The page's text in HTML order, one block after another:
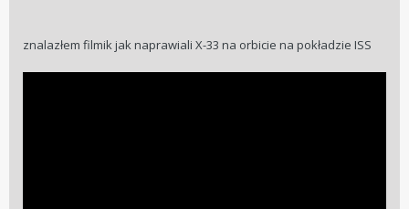
znalazłem filmik jak naprawiali X-33 na orbicie na pokładzie ISS